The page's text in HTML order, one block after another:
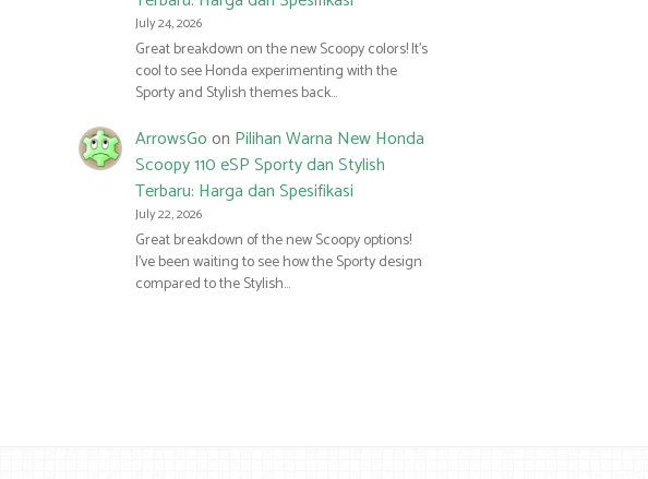
July 24, 2026
Great breakdown on the new Scoopy colors! It’s
cool to see Honda experimenting with the
Sporty and Stylish themes back…
ArrowsGoon Pilihan Warna New Honda
Scoopy 110 eSP Sporty dan Stylish
Terbaru: Harga dan Spesifikasi
July 22, 2026
Great breakdown of the new Scoopy options!
I’ve been waiting to see how the Sporty design
compared to the Stylish…